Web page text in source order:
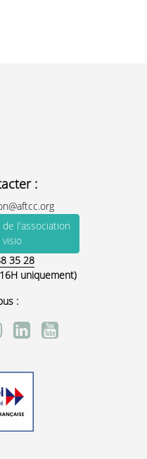
:
l'association
35 28
uniquement)
: